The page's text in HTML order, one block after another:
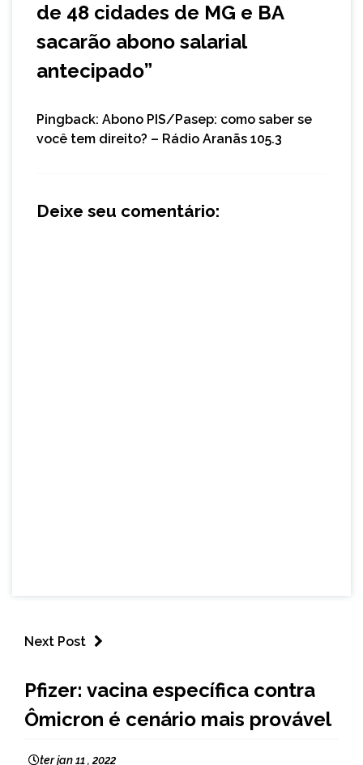
de 48 cidades de MG e BA
sacarão abono salarial
antecipado”
Pingback: Abono PIS/Pasep: como saber se
você tem direito? – Rádio Aranãs 105.3
Deixe seu comentário:
Next Post
NOTÍCIAS
Pfizer: vacina específica contra
Ômicron é cenário mais provável
ter jan 11 , 2022